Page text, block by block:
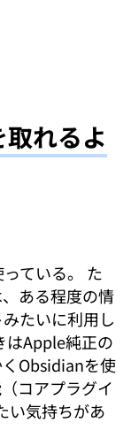
れるよ
ている。 た
ある程度の情
たいに利用し
はApple純正の
Obsidianを使
コアプラグイ
い気持ちがあ